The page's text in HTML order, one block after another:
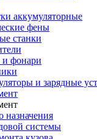
аккумуляторные
фены
станки
фонари
и зарядные
назначения
системы